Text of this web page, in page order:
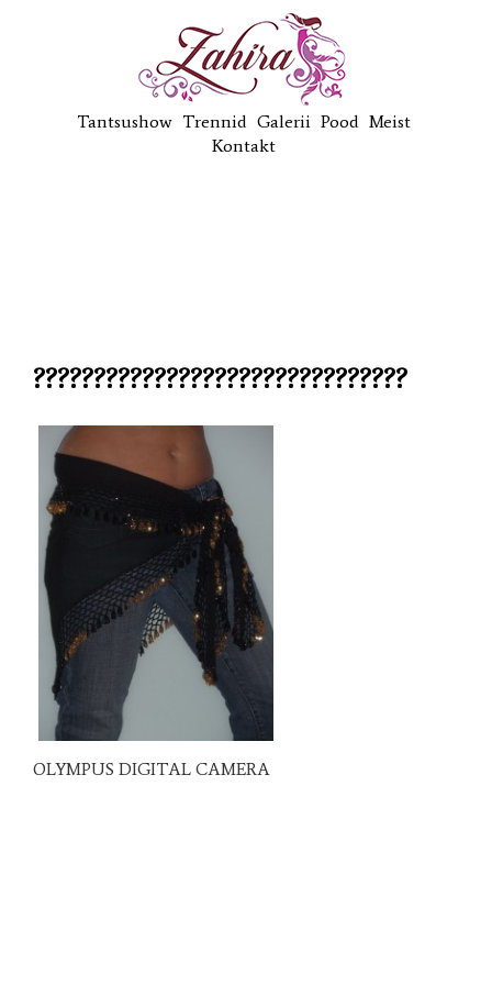
Tantsushow Trennid Galerii Pood Meist
Kontakt
???????????????????????????????
OLYMPUS DIGITAL CAMERA